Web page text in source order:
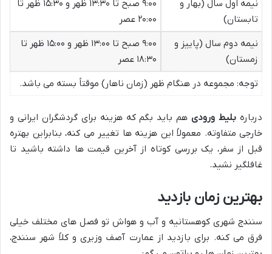
نیمه اول سال (بهار و
تابستان)
۹:۰۰ صبح تا ۱۳:۳۰ ظهر و ۱۵:۳۰ ظهر تا
۲۰:۰۰ عصر
نیمه دوم سال (پاییز و
زمستان)
۹:۰۰ صبح تا ۱۳:۰۰ ظهر و ۱۵:۰۰ ظهر تا
۱۸:۳۰ عصر
توجه: مجموعه در هنگام ظهر (زمان ناهار) موقتاً بسته می باشد.
درباره بلیط ورودیهم باید بگم که هزینه برای گردشگران ایرانی و
خارجی متفاوته. معمولاً این هزینه ها تغییر می کنه، بنابراین بهتره
قبل از سفر، یک بررسی کوتاه از آخرین قیمت ها داشته باشید تا
غافلگیر نشید.
بهترین زمان بازدید
سنندج شهری کوهستانیه و آب و هواش تو فصل های مختلف خیلی
فرق می کنه. برای بازدید از عمارت آصف وزیری و کلاً شهر سنندج،